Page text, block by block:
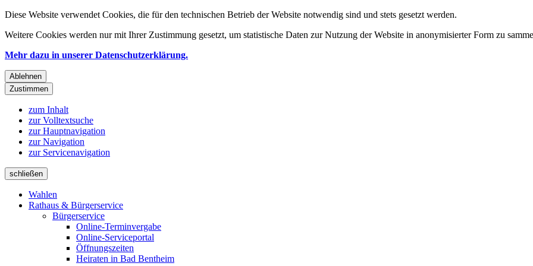
Diese Website verwendet Cookies, die für den technischen Betrieb der Website notwendig sind und stets gesetzt werden.
Weitere Cookies werden nur mit Ihrer Zustimmung gesetzt, um statistische Daten zur Nutzung der Website in anonymisierter Form zu
Mehr dazu in unserer Datenschutzerklärung.
Ablehnen
Zustimmen
zum Inhalt
zur Volltextsuche
zur Hauptnavigation
zur Navigation
zur Servicenavigation
schließen
Wahlen
Rathaus & Bürgerservice
Bürgerservice
Online-Terminvergabe
Online-Serviceportal
Öffnungszeiten
Heiraten in Bad Bentheim